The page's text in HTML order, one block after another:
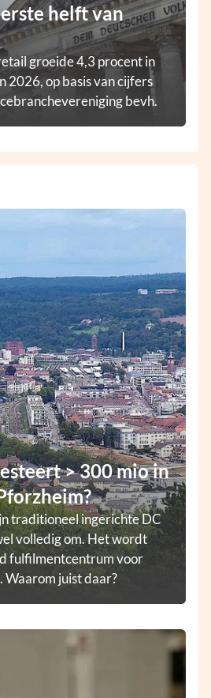
helft van
groeide 4,3 procent in
2026, op basis van cijfers
bevh.
> 300 mio in
traditioneel ingerichte DC
volledig om. Het wordt
fulfilmentcentrum voor
juist daar?